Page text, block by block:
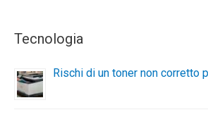
Tecnologia
Rischi di un toner non corretto